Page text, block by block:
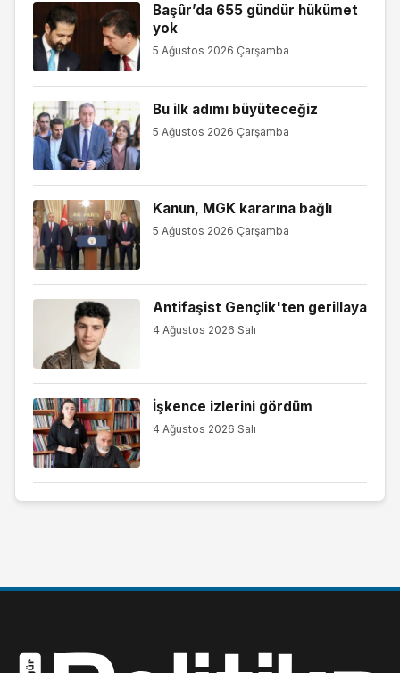
Başûr’da 655 gündür hükümet
yok
5 Ağustos 2026 Çarşamba
Bu ilk adımı büyüteceğiz
5 Ağustos 2026 Çarşamba
Kanun, MGK kararına bağlı
5 Ağustos 2026 Çarşamba
Antifaşist Gençlik'ten gerillaya
4 Ağustos 2026 Salı
İşkence izlerini gördüm
4 Ağustos 2026 Salı